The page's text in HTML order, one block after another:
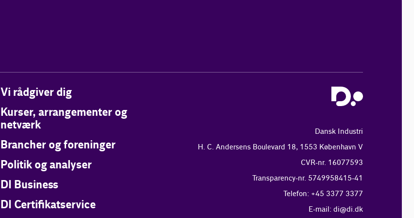
Vi rådgiver dig
Kurser, arrangementer og
netværk
Brancher og foreninger
Politik og analyser
DI Business
DI Certifikatservice
Dansk Industri
H. C. Andersens Boulevard 18, 1553 København V
CVR-nr. 16077593
Transparency-nr. 5749958415-41
Telefon: +45 3377 3377
E-mail: di@di.dk